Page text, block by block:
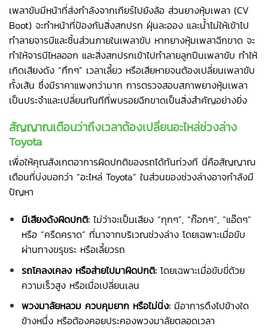
เพลาขับมีหน้าที่ส่งกำลังจากเกียร์ไปยังล้อ ส่วนยางหุ้มเพลา (CV
Boot) จะทำหน้าที่ป้องกันสิ่งสกปรก ฝุ่นละออง และน้ำไม่ให้เข้าไป
ทำลายจารบีและชิ้นส่วนภายในเพลาขับ หากยางหุ้มเพลาฉีกขาด จะ
ทำให้จารบีไหลออก และสิ่งสกปรกเข้าไปทำลายลูกปืนเพลาขับ ทำให้
เกิดเสียงดัง “กึกๆ” เวลาเลี้ยว หรือเสียหายจนต้องเปลี่ยนเพลาขับ
ทั้งเส้น ซึ่งมีราคาแพงกว่ามาก การตรวจสอบสภาพยางหุ้มเพลา
เป็นประจำและเปลี่ยนทันทีที่พบรอยฉีกขาดเป็นสิ่งสำคัญอย่างยิ่ง
สัญญาณเตือนว่าถึงเวลาต้องเปลี่ยนอะไหล่ช่วงล่าง
Toyota
เพื่อให้คุณสังเกตอาการผิดปกติของรถได้ทันท่วงที นี่คือสัญญาณ
เตือนที่บ่งบอกว่า “อะไหล่ Toyota” ในส่วนของช่วงล่างอาจกำลังมี
ปัญหา
มีเสียงดังผิดปกติ:ไม่ว่าจะเป็นเสียง “กุกๆ”, “ก๊อกๆ”, “แอ๊ดๆ”
หรือ “ครืดคราด” ที่มาจากบริเวณช่วงล่าง โดยเฉพาะเมื่อขับ
ผ่านทางขรุขระ หรือเลี้ยวรถ
รถโคลงเคลง หรือส่ายไปมาผิดปกติ:โดยเฉพาะเมื่อขับขี่ด้วย
ความเร็วสูง หรือเมื่อเปลี่ยนเลน
พวงมาลัยหลวม ควบคุมยาก หรือไม่นิ่ง:มีอาการดึงไปข้างใด
ข้างหนึ่ง หรือต้องคอยประคองพวงมาลัยตลอดเวลา